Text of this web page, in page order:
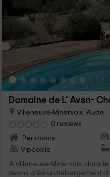
Domaine de L' Aven-
Villeneuve-Minervois, Aude
0 reviews
Per rooms
9 people
A Villeneuve-Minervois, dans
avons créé un hébergement